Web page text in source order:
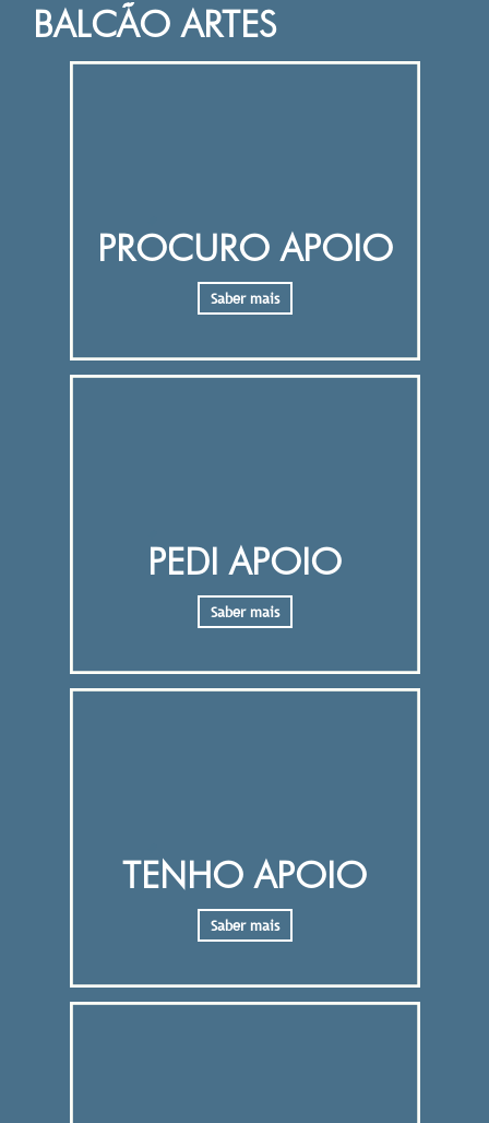
BALCÃO ARTES
PROCURO APOIO
Saber mais
PEDI APOIO
Saber mais
TENHO APOIO
Saber mais